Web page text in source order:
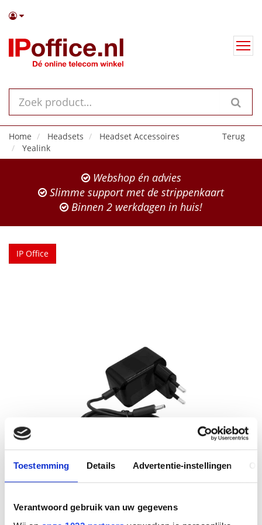
Toestemming Details Advertentie-instellingen
Verantwoord gebruik van uw gegevens
Terug
Home Headsets
Headset Accessoires
Yealink
Webshop én advies
Slimme support met de strippenkaart
Binnen 2 werkdagen in huis!
IP Office